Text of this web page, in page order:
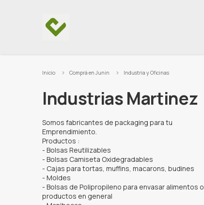
Inicio Comprá en Junin Industria y Oficinas
Industrias Martinez
Somos fabricantes de packaging para tu
Emprendimiento.
Productos :
- Bolsas Reutilizables
- Bolsas Camiseta Oxidegradables
- Cajas para tortas, muffins, macarons, budines
- Moldes
- Bolsas de Polipropileno para envasar alimentos o
productos en general